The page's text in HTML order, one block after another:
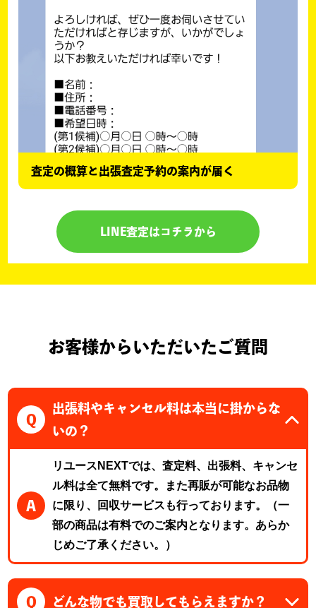
査定の概算と出張査定予約の案内が届く
LINE査定はコチラから
お客様からいただいたご質問
Q
出張料やキャンセル料は本当に掛からな
いの？
A
リユースNEXTでは、査定料、出張料、キャンセ
ル料は全て無料です。また再販が可能なお品物
に限り、回収サービスも行っております。（一
部の商品は有料でのご案内となります。あらか
じめご了承ください。）
Q どんな物でも買取してもらえますか？